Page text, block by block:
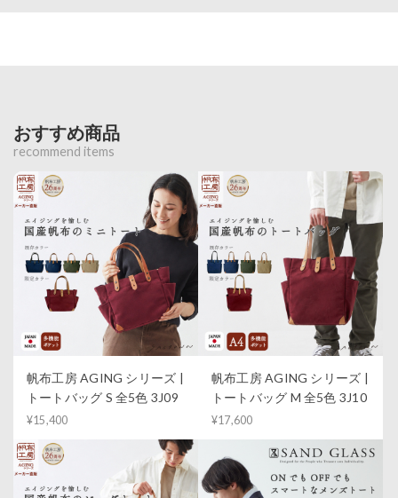
おすすめ商品
recommend items
帆布工房 AGING シリーズ |
トートバッグ S 全5色 3J09
¥15,400
帆布工房 AGING シリーズ |
トートバッグ M 全5色 3J10
¥17,600